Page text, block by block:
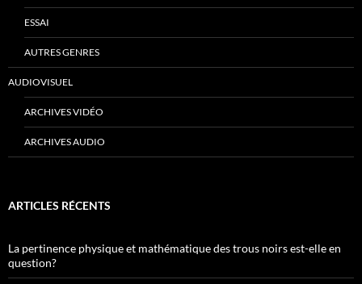
ESSAI
AUTRES GENRES
AUDIOVISUEL
ARCHIVES VIDÉO
ARCHIVES AUDIO
ARTICLES RÉCENTS
La pertinence physique et mathématique des trous noirs est-elle en
question?